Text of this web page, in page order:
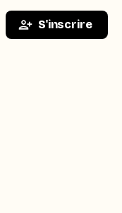
S'inscrire